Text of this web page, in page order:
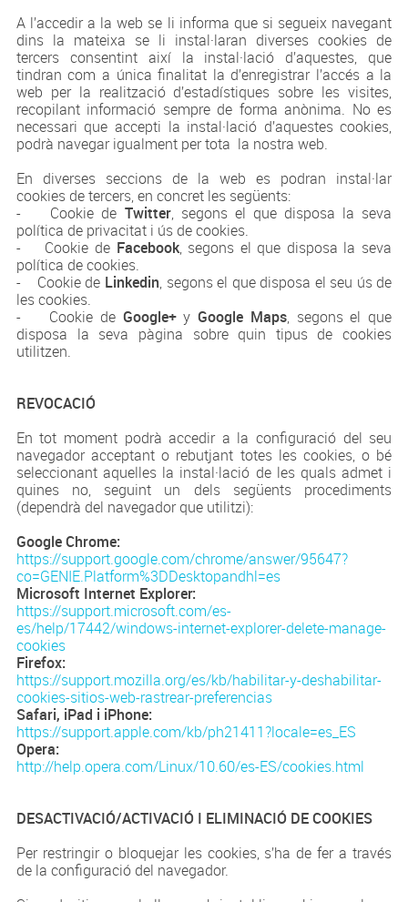
A l’accedir a la web se li informa que si segueix navegant
dins la mateixa se li instal·laran diverses cookies de
tercers consentint així la instal·lació d’aquestes, que
tindran com a única finalitat la d’enregistrar l’accés a la
web per la realització d’estadístiques sobre les visites,
recopilant informació sempre de forma anònima. No es
necessari que accepti la instal·lació d’aquestes cookies,
podrà navegar igualment per tota la nostra web.
En diverses seccions de la web es podran instal·lar
cookies de tercers, en concret les següents:
- Cookie de Twitter, segons el que disposa la seva
política de privacitat i ús de cookies.
- Cookie de Facebook, segons el que disposa la seva
política de cookies.
- Cookie de Linkedin, segons el que disposa el seu ús de
les cookies.
- Cookie de Google+yGoogle Maps, segons el que
disposa la seva pàgina sobre quin tipus de cookies
utilitzen.
REVOCACIÓ
En tot moment podrà accedir a la configuració del seu
navegador acceptant o rebutjant totes les cookies, o bé
seleccionant aquelles la instal·lació de les quals admet i
quines no, seguint un dels següents procediments
(dependrà del navegador que utilitzi):
Google Chrome:
https://support.google.com/chrome/answer/95647?
co=GENIE.Platform%3DDesktopandhl=es
Microsoft Internet Explorer:
https://support.microsoft.com/es-
es/help/17442/windows-internet-explorer-delete-manage-
cookies
Firefox:
https://support.mozilla.org/es/kb/habilitar-y-deshabilitar-
cookies-sitios-web-rastrear-preferencias
Safari, iPad i iPhone:
https://support.apple.com/kb/ph21411?locale=es_ES
Opera:
http://help.opera.com/Linux/10.60/es-ES/cookies.html
DESACTIVACIÓ/ACTIVACIÓ I ELIMINACIÓ DE COOKIES
Per restringir o bloquejar les cookies, s’ha de fer a través
de la configuració del navegador.